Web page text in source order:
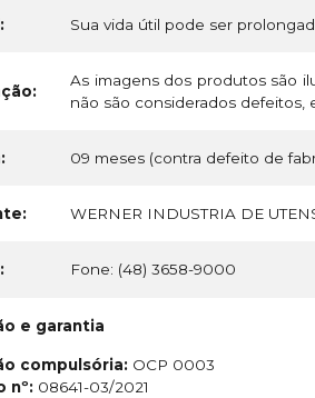
Sua vida útil pode ser
As imagens dos produtos são
não são considerados defeitos,
09 meses (contra defeito de
WERNER INDUSTRIA DE
Fone: (48) 3658-9000
e garantia
compulsória: OCP 0003
nº: 08641-03/2021